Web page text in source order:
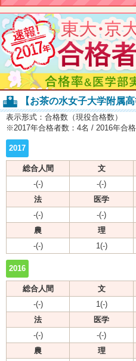
【お茶の水女子大学附属
表示形式：合格数（現役合格数）
※2017年合格者数：4名 / 2016年合
2017
総合人間 文
-(-)
-(-)
法
医学
-(-)
-(-)
農
理
-(-)
1(-)
2016
総合人間 文
-(-)
1(-)
法
医学
-(-)
-(-)
農
理